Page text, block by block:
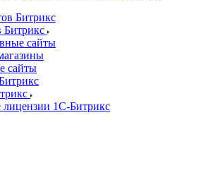
сайты
сайты
лицензии 1С-Битрикс